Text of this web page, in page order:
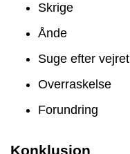
Skrige
Ånde
Suge efter vejret
Overraskelse
Forundring
Konklusion